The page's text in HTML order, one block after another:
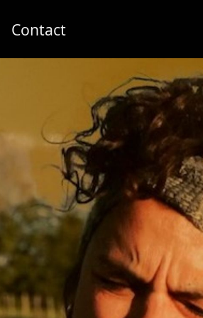
Contact